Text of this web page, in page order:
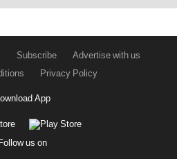
Subscribe
Advertise with us
Privacy Policy
App
us on